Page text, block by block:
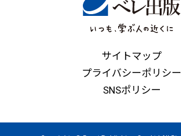
サイトマップ
プライバシーポリシー
SNSポリシー